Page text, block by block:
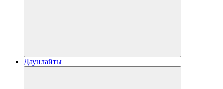
Даунлайты